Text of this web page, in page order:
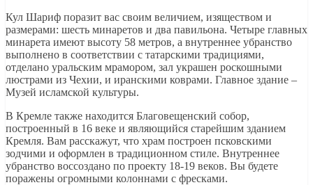
Кул Шариф поразит вас своим величием, изяществом и
размерами: шесть минаретов и два павильона. Четыре главных
минарета имеют высоту 58 метров, а внутреннее убранство
выполнено в соответствии с татарскими традициями,
отделано уральским мрамором, зал украшен роскошными
люстрами из Чехии, и иранскими коврами. Главное здание –
Музей исламской культуры.
В Кремле также находится Благовещенский собор,
построенный в 16 веке и являющийся старейшим зданием
Кремля. Вам расскажут, что храм построен псковскими
зодчими и оформлен в традиционном стиле. Внутреннее
убранство воссоздано по проекту 18-19 веков. Вы будете
поражены огромными колоннами с фресками.